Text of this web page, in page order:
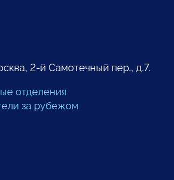
2-й Самотечный пер., д.7.
отделения
за рубежом